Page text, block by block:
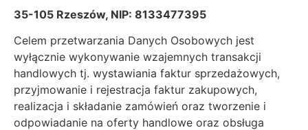
35-105 Rzeszów, NIP: 8133477395
Celem przetwarzania Danych Osobowych jest
wyłącznie wykonywanie wzajemnych transakcji
handlowych tj. wystawiania faktur sprzedażowych,
przyjmowanie i rejestracja faktur zakupowych,
realizacja i składanie zamówień oraz tworzenie i
odpowiadanie na oferty handlowe oraz obsługa